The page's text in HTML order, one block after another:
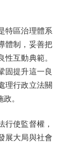
區治理體系
體制，妥善把
互動典範。
固提升這一良
理行政立法關
。
使監督權，
展大局與社會